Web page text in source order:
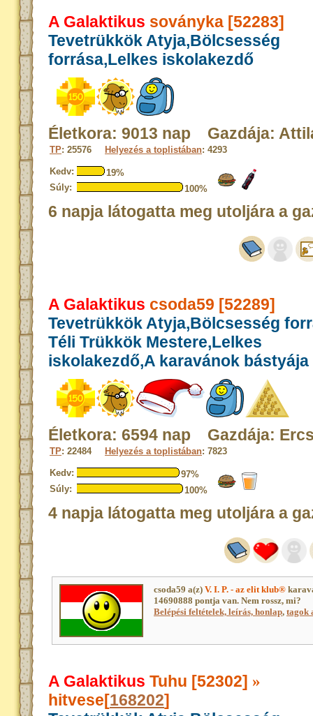
A Galaktikus soványka [52283]
Tevetrükkök Atyja,Bölcsesség
forrása,Lelkes iskolakezdő
Életkora: 9013 nap Gazdája:
TP: 25576 Helyezés a toplistában: 4293
Kedv:
19%
Súly:
100%
6 napja látogatta meg utoljára a
A Galaktikus csoda59 [52289]
Tevetrükkök Atyja,Bölcsesség
Téli Trükkök Mestere,Lelkes
iskolakezdő,A karavánok bástyája
Életkora: 6594 nap Gazdája:
TP: 22484 Helyezés a toplistában: 7823
Kedv:
97%
Súly:
100%
4 napja látogatta meg utoljára a
csoda59 a(z) V. I. P. - az elit klub®
14690888 pontja van. Nem rossz, mi?
Belépési feltételek, leírás, honlap, tagok
A Galaktikus Tuhu [52302] »
hitvese[168202]